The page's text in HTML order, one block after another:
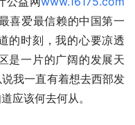
喜爱最信赖的中国第一
的时刻，我的心要凉透
是一片的广阔的发展天
我一直有着想去西部发
应该何去何从。